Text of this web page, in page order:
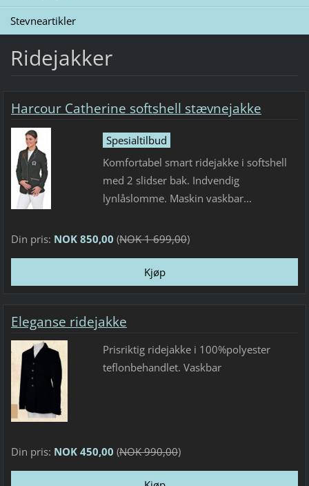
Stevneartikler
Ridejakker
Harcour Catherine softshell stævnejakke
Spesialtilbud
Komfortabel smart ridejakke i softshell
med 2 slidser bak. Indvendig
lynlåslomme. Maskin vaskbar...
Din pris: NOK 850,00 (NOK 1 699,00)
Eleganse ridejakke
Prisriktig ridejakke i 100%polyester
teflonbehandlet. Vaskbar
Din pris: NOK 450,00 (NOK 990,00)